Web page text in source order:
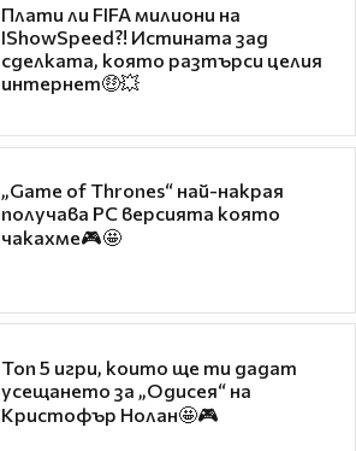
Плати ли FIFA милиони на
IShowSpeed?! Истината зад
сделката, която разтърси целия
интернет🤑💥
„Game of Thrones“ най-накрая
получава PC версията която
чакахме🎮🤩
Топ 5 игри, които ще ти дадат
усещането за „Одисея“ на
Кристофър Нолан🤩🎮